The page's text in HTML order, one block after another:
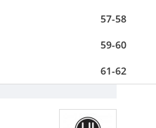
57-58
59-60
61-62